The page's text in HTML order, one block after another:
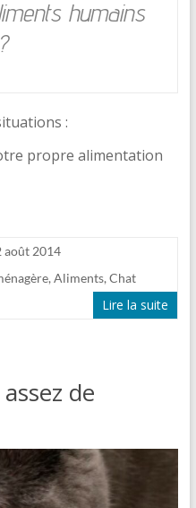
humains
:
propre alimentation
août 2014
,Aliments,Chat
Lire la suite
de